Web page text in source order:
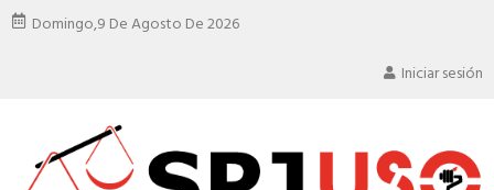
Domingo,9 De Agosto De 2026
Iniciar sesión